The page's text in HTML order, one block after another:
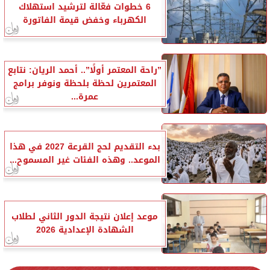
6 خطوات فعّالة لترشيد استهلاك
الكهرباء وخفض قيمة الفاتورة
”راحة المعتمر أولًا”.. أحمد الريان: نتابع
المعتمرين لحظة بلحظة ونوفر برامج
عمرة...
بدء التقديم لحج القرعة 2027 في هذا
الموعد.. وهذه الفئات غير المسموح...
موعد إعلان نتيجة الدور الثاني لطلاب
الشهادة الإعدادية 2026